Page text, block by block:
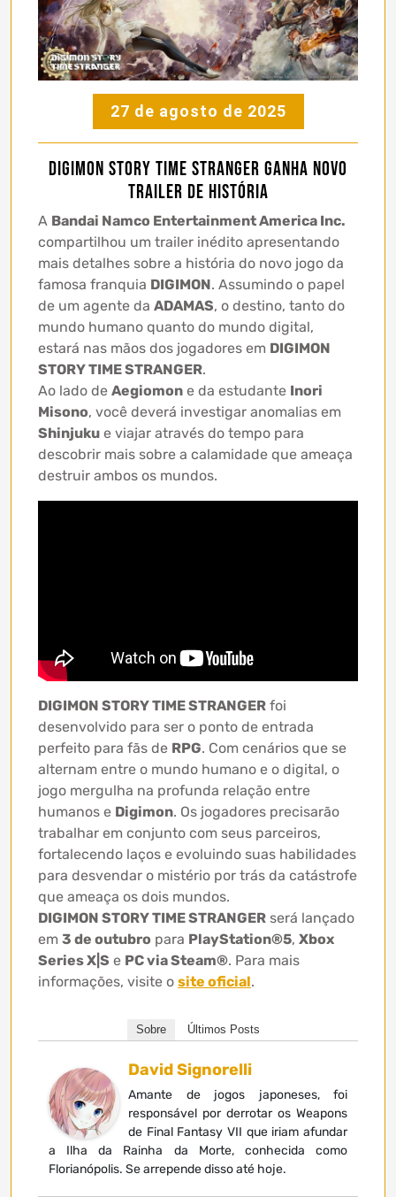
27 de agosto de 2025
DIGIMON STORY TIME STRANGER ganha novo
trailer de história
A Bandai Namco Entertainment America Inc.
compartilhou um trailer inédito apresentando
mais detalhes sobre a história do novo jogo da
famosa franquia DIGIMON. Assumindo o papel
de um agente da ADAMAS, o destino, tanto do
mundo humano quanto do mundo digital,
estará nas mãos dos jogadores em DIGIMON
STORY TIME STRANGER.
Ao lado de Aegiomon e da estudante Inori
Misono, você deverá investigar anomalias em
Shinjuku e viajar através do tempo para
descobrir mais sobre a calamidade que ameaça
destruir ambos os mundos.
DIGIMON STORY TIME STRANGER foi
desenvolvido para ser o ponto de entrada
perfeito para fãs de RPG. Com cenários que se
alternam entre o mundo humano e o digital, o
jogo mergulha na profunda relação entre
humanos e Digimon. Os jogadores precisarão
trabalhar em conjunto com seus parceiros,
fortalecendo laços e evoluindo suas habilidades
para desvendar o mistério por trás da catástrofe
que ameaça os dois mundos.
DIGIMON STORY TIME STRANGER será lançado
em 3 de outubro para PlayStation®5, Xbox
Series X|S e PC via Steam®. Para mais
informações, visite o site oficial.
Sobre Últimos Posts
David Signorelli
Amante de jogos japoneses, foi
responsável por derrotar os Weapons
de Final Fantasy VII que iriam afundar
a Ilha da Rainha da Morte, conhecida como
Florianópolis. Se arrepende disso até hoje.